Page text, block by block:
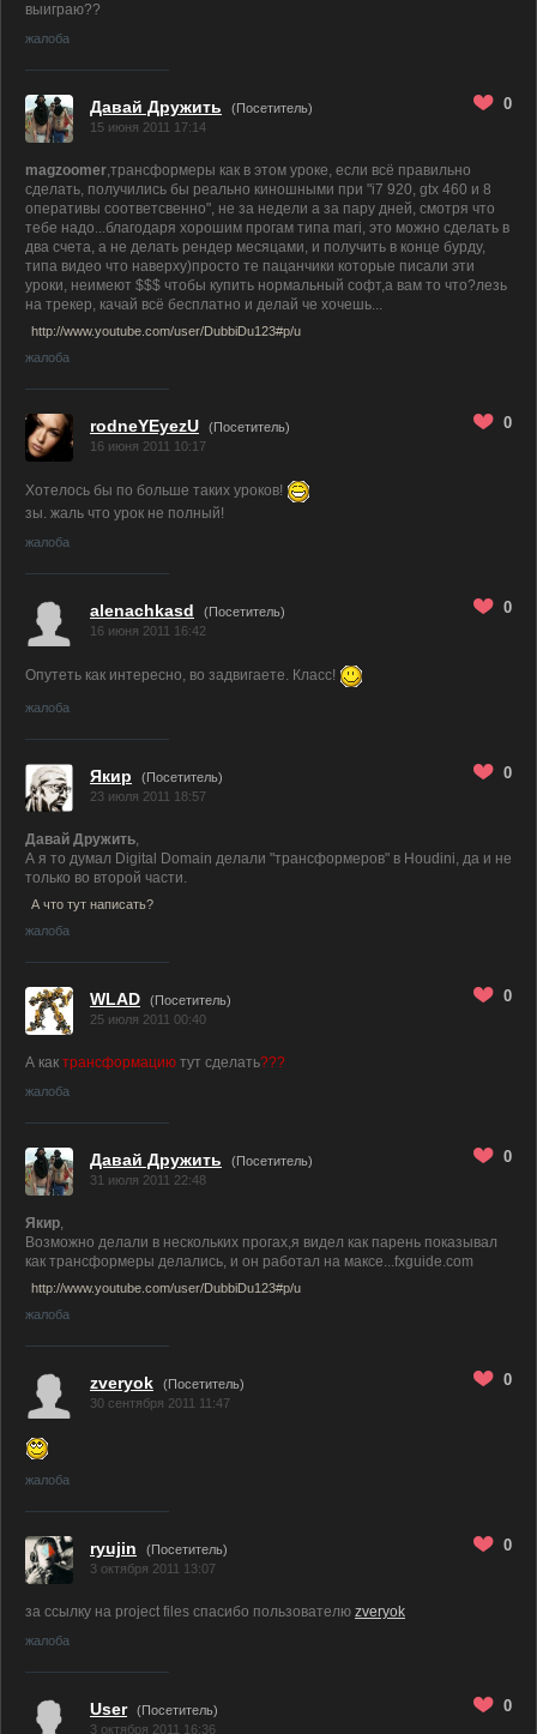
выиграю??
жалоба
Давай Дружить
(Посетитель)
15 июня 2011 17:14
0
magzoomer,трансформеры как в этом уроке, если всё правильно
сделать, получились бы реально киношными при "i7 920, gtx 460 и 8
оперативы соответсвенно", не за недели а за пару дней, смотря что
тебе надо...благодаря хорошим прогам типа mari, это можно сделать в
два счета, а не делать рендер месяцами, и получить в конце бурду,
типа видео что наверху)просто те пацанчики которые писали эти
уроки, неимеют $$$ чтобы купить нормальный софт,а вам то что?лезь
на трекер, качай всё бесплатно и делай че хочешь...
http://www.youtube.com/user/DubbiDu123#p/u
жалоба
rodneYEyezU
(Посетитель)
16 июня 2011 10:17
0
Хотелось бы по больше таких уроков!
зы. жаль что урок не полный!
жалоба
alenachkasd
(Посетитель)
16 июня 2011 16:42
0
Опутеть как интересно, во задвигаете. Класс!
жалоба
Якир
(Посетитель)
23 июля 2011 18:57
0
Давай Дружить,
А я то думал Digital Domain делали "трансформеров" в Houdini, да и не
только во второй части.
А что тут написать?
жалоба
WLAD
(Посетитель)
25 июля 2011 00:40
0
А как трансформацию тут сделать???
жалоба
Давай Дружить
(Посетитель)
31 июля 2011 22:48
0
Якир,
Возможно делали в нескольких прогах,я видел как парень показывал
как трансформеры делались, и он работал на максе...fxguide.com
http://www.youtube.com/user/DubbiDu123#p/u
жалоба
zveryok
(Посетитель)
30 сентября 2011 11:47
0
жалоба
ryujin
(Посетитель)
3 октября 2011 13:07
0
за ссылку на project files спасибо пользователю zveryok
жалоба
User
(Посетитель)
3 октября 2011 16:36
0